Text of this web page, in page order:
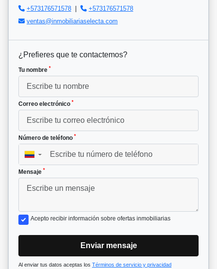
+573176571578 |
+573176571578
ventas@inmobiliariaselecta.com
¿Prefieres que te contactemos?
Tu nombre *
Correo electrónico *
Número de teléfono *
▼
Mensaje *
Acepto recibir información sobre ofertas inmobiliarias
Enviar mensaje
Al enviar tus datos aceptas los Términos de servicio y privacidad